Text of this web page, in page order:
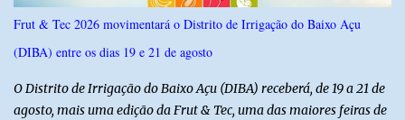
Frut & Tec 2026 movimentará o Distrito de Irrigação do Baixo Açu
(DIBA) entre os dias 19 e 21 de agosto
O Distrito de Irrigação do Baixo Açu (DIBA) receberá, de 19 a 21 de
agosto, mais uma edição da Frut & Tec, uma das maiores feiras de